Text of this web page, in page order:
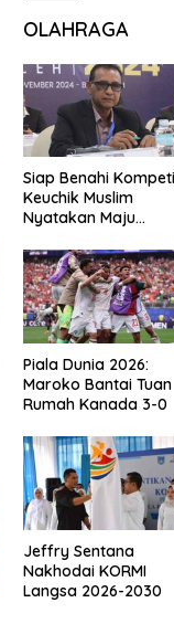
OLAHRAGA
Siap Benahi
Keuchik Muslim
Nyatakan Maju
Asprov PSSI Aceh
Piala Dunia 2026:
Maroko Bantai Tuan
Rumah Kanada 3-0
Jeffry Sentana
Nakhodai KORMI
Langsa 2026-2030